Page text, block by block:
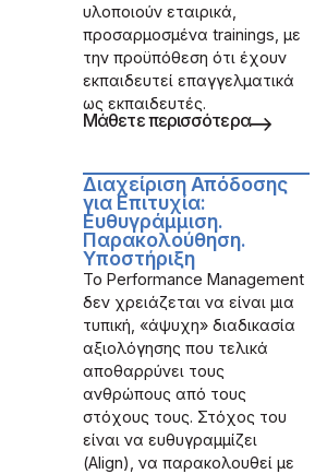
υλοποιούν εταιρικά,
προσαρμοσμένα trainings, με
την προϋπόθεση ότι έχουν
εκπαιδευτεί επαγγελματικά
ως εκπαιδευτές.
Μάθετε περισσότερα
Διαχείριση Απόδοσης
για Επιτυχία:
Ευθυγράμμιση.
Παρακολούθηση.
Υποστήριξη
Το Performance Management
δεν χρειάζεται να είναι μια
τυπική, «άψυχη» διαδικασία
αξιολόγησης που τελικά
αποθαρρύνει τους
ανθρώπους από τους
στόχους τους. Στόχος του
είναι να ευθυγραμμίζει
(Align), να παρακολουθεί με